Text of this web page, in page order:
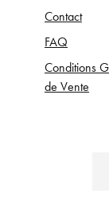
Contact
FAQ
Conditions
de Vente